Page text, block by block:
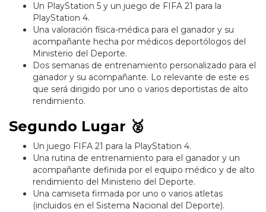
Un PlayStation 5 y un juego de FIFA 21 para la
PlayStation 4.
Una valoración física-médica para el ganador y su
acompañante hecha por médicos deportólogos del
Ministerio del Deporte.
Dos semanas de entrenamiento personalizado para el
ganador y su acompañante. Lo relevante de este es
que será dirigido por uno o varios deportistas de alto
rendimiento.
Segundo Lugar 🥈
Un juego FIFA 21 para la PlayStation 4.
Una rutina de entrenamiento para el ganador y un
acompañante definida por el equipo médico y de alto
rendimiento del Ministerio del Deporte.
Una camiseta firmada por uno o varios atletas
(incluidos en el Sistema Nacional del Deporte).